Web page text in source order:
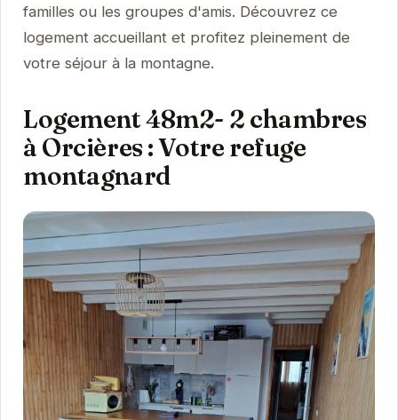
familles ou les groupes d'amis. Découvrez ce
logement accueillant et profitez pleinement de
votre séjour à la montagne.
Logement 48m2- 2 chambres
à Orcières : Votre refuge
montagnard